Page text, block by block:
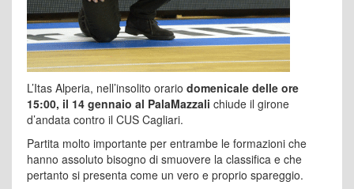
L’Itas Alperia, nell’insolito orario domenicale delle ore
15:00, il 14 gennaio al PalaMazzali chiude il girone
d’andata contro il CUS Cagliari.
Partita molto importante per entrambe le formazioni che
hanno assoluto bisogno di smuovere la classifica e che
pertanto si presenta come un vero e proprio spareggio.